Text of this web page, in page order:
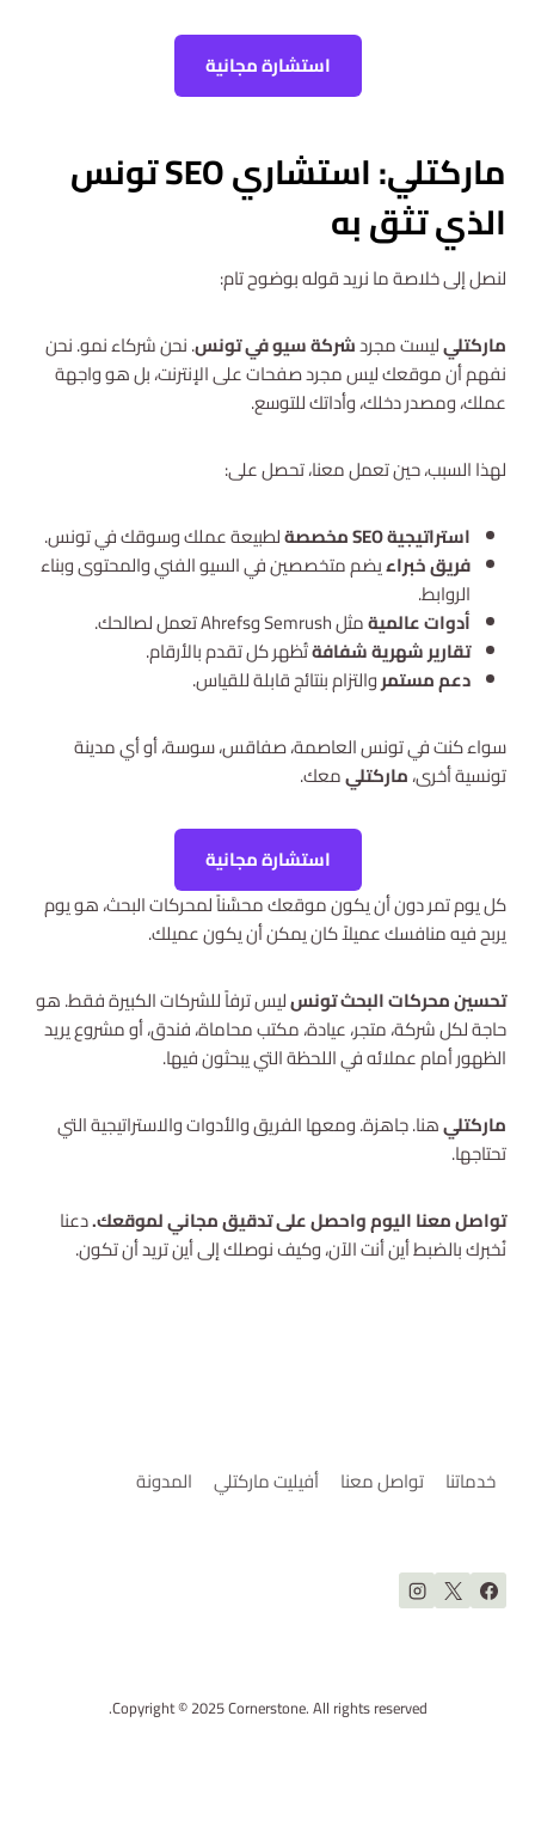
استشارة مجانية
ماركتلي: استشاري SEO تونس
الذي تثق به
لنصل إلى خلاصة ما نريد قوله بوضوح تام:
ماركتليليست مجردشركة سيو في تونس. نحن شركاء نمو. نحن
نفهم أن موقعك ليس مجرد صفحات على الإنترنت، بل هو واجهة
عملك، ومصدر دخلك، وأداتك للتوسع.
لهذا السبب، حين تعمل معنا، تحصل على:
استراتيجية SEO مخصصة
لطبيعة عملك وسوقك في تونس.
فريق خبراءيضم متخصصين في السيو الفني والمحتوى وبناء
الروابط.
أدوات عالميةمثل Semrush وAhrefs تعمل لصالحك.
تقارير شهرية شفافةتُظهر كل تقدم بالأرقام.
دعم مستمروالتزام بنتائج قابلة للقياس.
سواء كنت في تونس العاصمة، صفاقس، سوسة، أو أي مدينة
تونسية أخرى،ماركتليمعك.
استشارة مجانية
كل يوم تمر دون أن يكون موقعك محسَّناً لمحركات البحث، هو يوم
يربح فيه منافسك عميلاً كان يمكن أن يكون عميلك.
تحسين محركات البحث تونسليس ترفاً للشركات الكبيرة فقط. هو
حاجة لكل شركة، متجر، عيادة، مكتب محاماة، فندق، أو مشروع يريد
الظهور أمام عملائه في اللحظة التي يبحثون فيها.
ماركتليهنا. جاهزة. ومعها الفريق والأدوات والاستراتيجية التي
تحتاجها.
تواصل معنا اليوم واحصل على تدقيق مجاني لموقعك.دعنا
نُخبرك بالضبط أين أنت الآن، وكيف نوصلك إلى أين تريد أن تكون.
خدماتنا تواصل معنا أفيليت ماركتلي المدونة
Copyright © 2025 Cornerstone. All rights reserved.